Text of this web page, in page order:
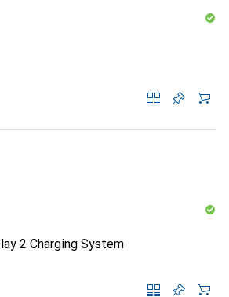
2 Charging System